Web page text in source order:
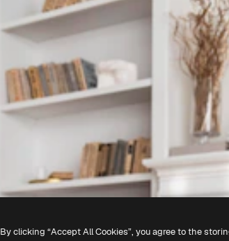
By clicking “Accept All Cookies”, you agree to the